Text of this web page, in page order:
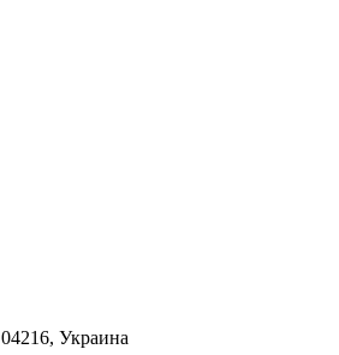
04216, Украина